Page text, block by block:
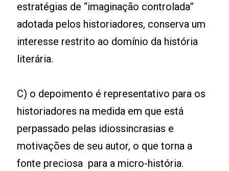
estratégias de “imaginação controlada”
adotada pelos historiadores, conserva um
interesse restrito ao domínio da história
literária.
C) o depoimento é representativo para os
historiadores na medida em que está
perpassado pelas idiossincrasias e
motivações de seu autor, o que torna a
fonte preciosa para a micro-história.